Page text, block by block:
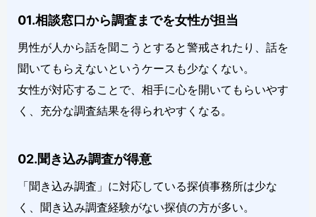
01.相談窓口から調査までを女性が担当
男性が人から話を聞こうとすると警戒されたり、話を
聞いてもらえないというケースも少なくない。
女性が対応することで、相手に心を開いてもらいやす
く、充分な調査結果を得られやすくなる。
02.聞き込み調査が得意
「聞き込み調査」に対応している探偵事務所は少な
く、聞き込み調査経験がない探偵の方が多い。